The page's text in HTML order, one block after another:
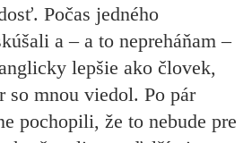
Počas jedného
a – a to nepreháňam –
lepšie ako človek,
so mnou viedol. Po pár
pochopili, že to nebude pre